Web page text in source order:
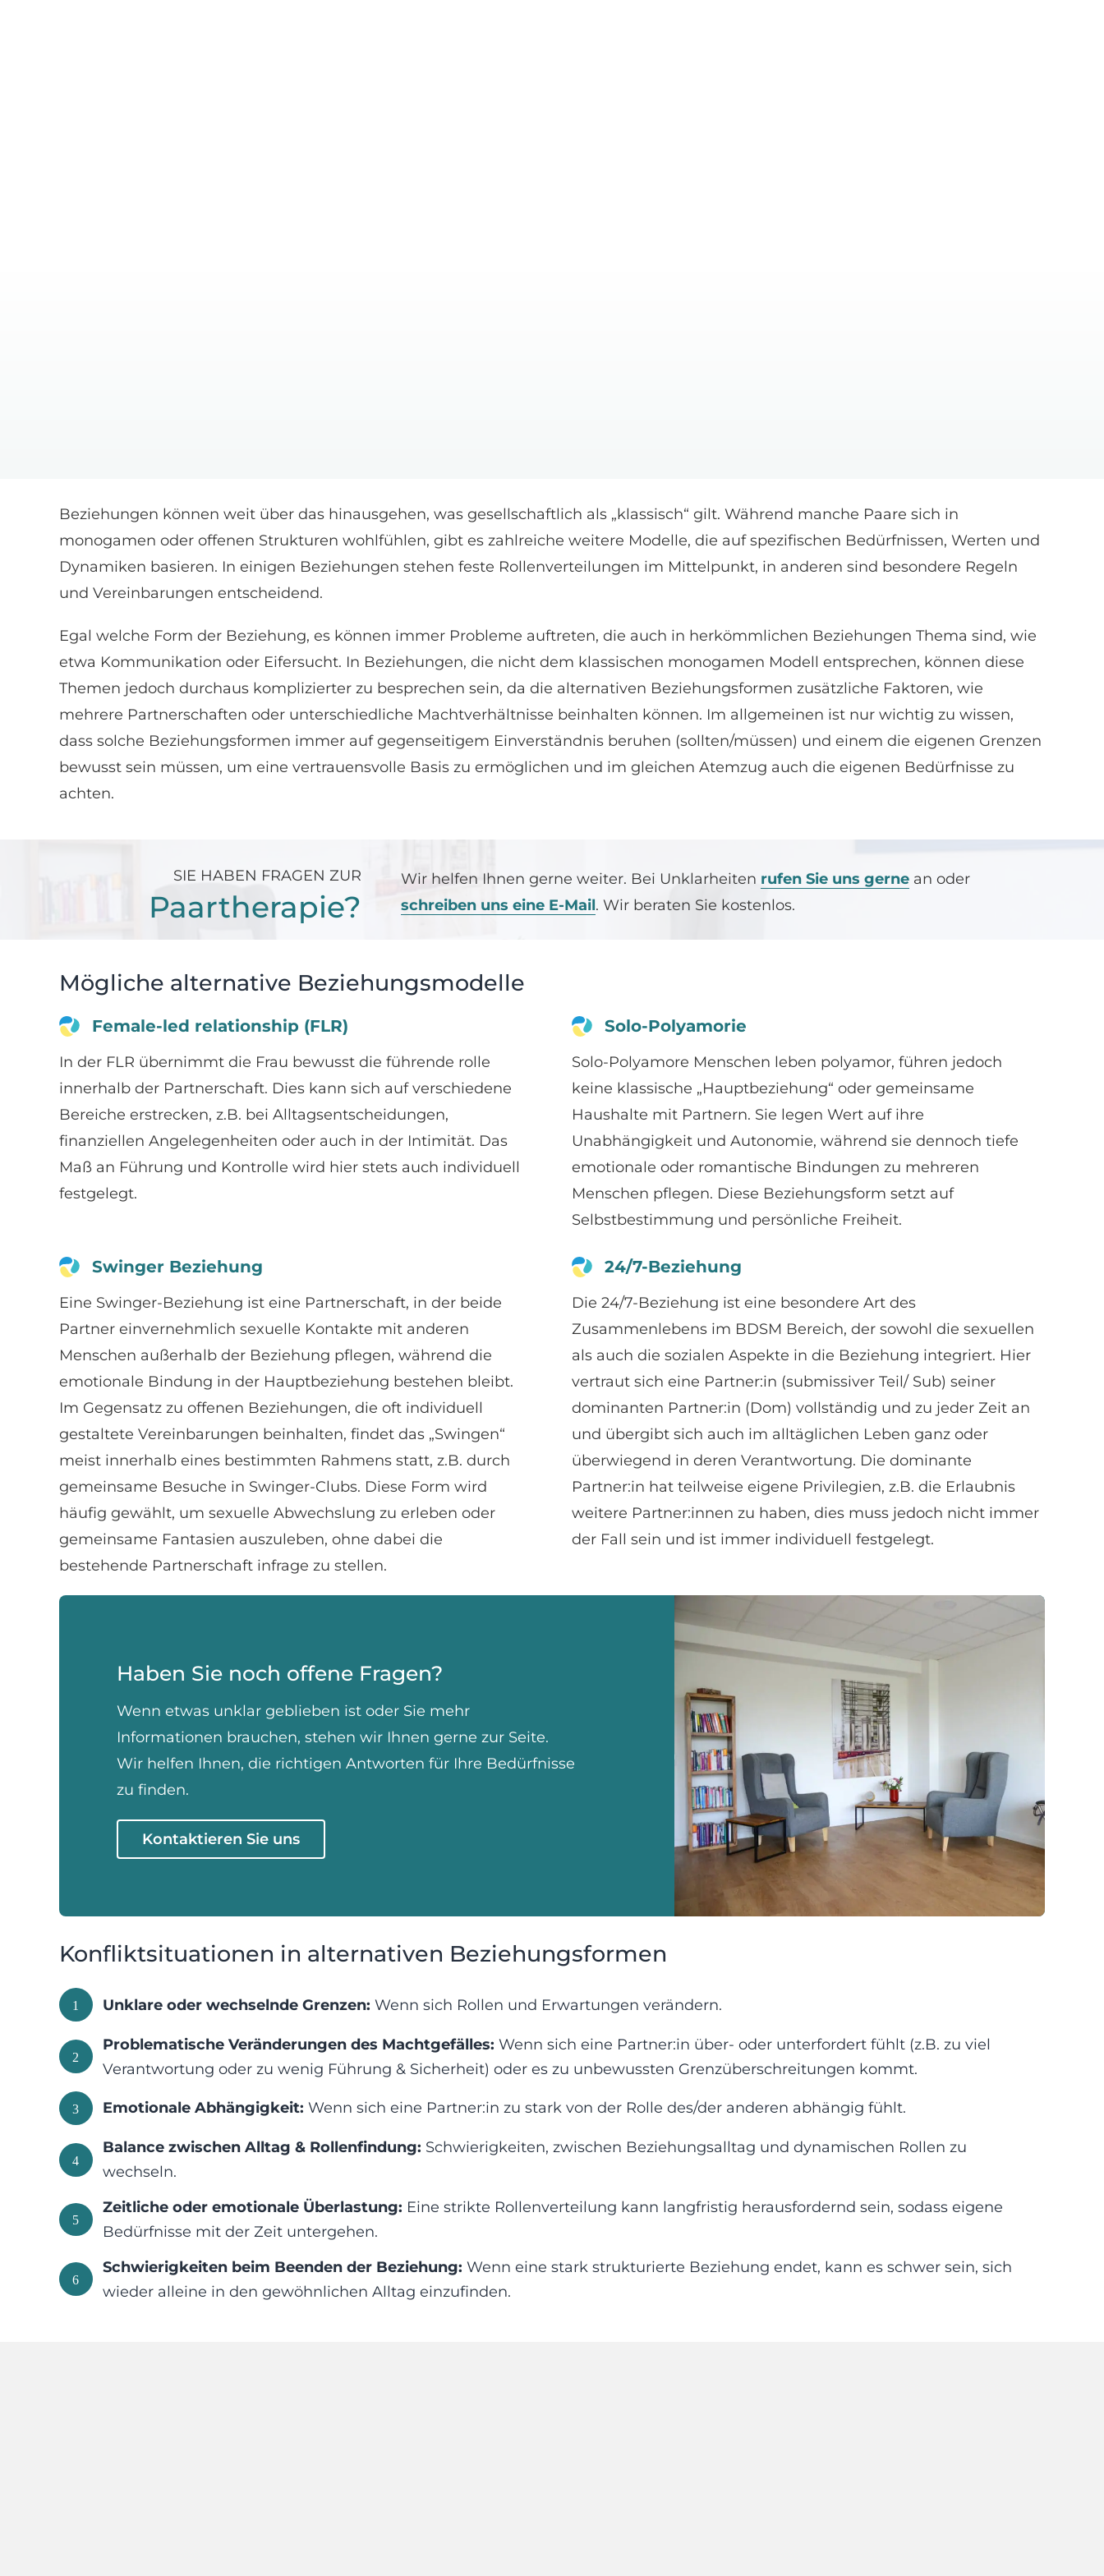
Beziehungen können weit über das hinausgehen, was gesellschaftlich als „klassisch“ gilt. Während manche Paare sich in
monogamen oder offenen Strukturen wohlfühlen, gibt es zahlreiche weitere Modelle, die auf spezifischen Bedürfnissen, Werten und
Dynamiken basieren. In einigen Beziehungen stehen feste Rollenverteilungen im Mittelpunkt, in anderen sind besondere Regeln
und Vereinbarungen entscheidend.
Egal welche Form der Beziehung, es können immer Probleme auftreten, die auch in herkömmlichen Beziehungen Thema sind, wie
etwa Kommunikation oder Eifersucht. In Beziehungen, die nicht dem klassischen monogamen Modell entsprechen, können diese
Themen jedoch durchaus komplizierter zu besprechen sein, da die alternativen Beziehungsformen zusätzliche Faktoren, wie
mehrere Partnerschaften oder unterschiedliche Machtverhältnisse beinhalten können. Im allgemeinen ist nur wichtig zu wissen,
dass solche Beziehungsformen immer auf gegenseitigem Einverständnis beruhen (sollten/müssen) und einem die eigenen Grenzen
bewusst sein müssen, um eine vertrauensvolle Basis zu ermöglichen und im gleichen Atemzug auch die eigenen Bedürfnisse zu
achten.
SIE HABEN FRAGEN ZUR
Paartherapie?
Wir helfen Ihnen gerne weiter. Bei Unklarheiten rufen Sie uns gernean oder
schreiben uns eine E-Mail. Wir beraten Sie kostenlos.
Mögliche alternative Beziehungsmodelle
Female-led relationship (FLR)
In der FLR übernimmt die Frau bewusst die führende rolle
innerhalb der Partnerschaft. Dies kann sich auf verschiedene
Bereiche erstrecken, z.B. bei Alltagsentscheidungen,
finanziellen Angelegenheiten oder auch in der Intimität. Das
Maß an Führung und Kontrolle wird hier stets auch individuell
festgelegt.
Solo-Polyamorie
Solo-Polyamore Menschen leben polyamor, führen jedoch
keine klassische „Hauptbeziehung“ oder gemeinsame
Haushalte mit Partnern. Sie legen Wert auf ihre
Unabhängigkeit und Autonomie, während sie dennoch tiefe
emotionale oder romantische Bindungen zu mehreren
Menschen pflegen. Diese Beziehungsform setzt auf
Selbstbestimmung und persönliche Freiheit.
Swinger Beziehung
Eine Swinger-Beziehung ist eine Partnerschaft, in der beide
Partner einvernehmlich sexuelle Kontakte mit anderen
Menschen außerhalb der Beziehung pflegen, während die
emotionale Bindung in der Hauptbeziehung bestehen bleibt.
Im Gegensatz zu offenen Beziehungen, die oft individuell
gestaltete Vereinbarungen beinhalten, findet das „Swingen“
meist innerhalb eines bestimmten Rahmens statt, z.B. durch
gemeinsame Besuche in Swinger-Clubs. Diese Form wird
häufig gewählt, um sexuelle Abwechslung zu erleben oder
gemeinsame Fantasien auszuleben, ohne dabei die
bestehende Partnerschaft infrage zu stellen.
24/7-Beziehung
Die 24/7-Beziehung ist eine besondere Art des
Zusammenlebens im BDSM Bereich, der sowohl die sexuellen
als auch die sozialen Aspekte in die Beziehung integriert. Hier
vertraut sich eine Partner:in (submissiver Teil/ Sub) seiner
dominanten Partner:in (Dom) vollständig und zu jeder Zeit an
und übergibt sich auch im alltäglichen Leben ganz oder
überwiegend in deren Verantwortung. Die dominante
Partner:in hat teilweise eigene Privilegien, z.B. die Erlaubnis
weitere Partner:innen zu haben, dies muss jedoch nicht immer
der Fall sein und ist immer individuell festgelegt.
Haben Sie noch offene Fragen?
Wenn etwas unklar geblieben ist oder Sie mehr
Informationen brauchen, stehen wir Ihnen gerne zur Seite.
Wir helfen Ihnen, die richtigen Antworten für Ihre Bedürfnisse
zu finden.
Kontaktieren Sie uns
Konfliktsituationen in alternativen Beziehungsformen
1 Unklare oder wechselnde Grenzen: Wenn sich Rollen und Erwartungen verändern.
2
Problematische Veränderungen des Machtgefälles: Wenn sich eine Partner:in über- oder unterfordert fühlt (z.B. zu viel
Verantwortung oder zu wenig Führung & Sicherheit) oder es zu unbewussten Grenzüberschreitungen kommt.
3 Emotionale Abhängigkeit: Wenn sich eine Partner:in zu stark von der Rolle des/der anderen abhängig fühlt.
4
Balance zwischen Alltag & Rollenfindung: Schwierigkeiten, zwischen Beziehungsalltag und dynamischen Rollen zu
wechseln.
5
Zeitliche oder emotionale Überlastung: Eine strikte Rollenverteilung kann langfristig herausfordernd sein, sodass eigene
Bedürfnisse mit der Zeit untergehen.
6
Schwierigkeiten beim Beenden der Beziehung: Wenn eine stark strukturierte Beziehung endet, kann es schwer sein, sich
wieder alleine in den gewöhnlichen Alltag einzufinden.